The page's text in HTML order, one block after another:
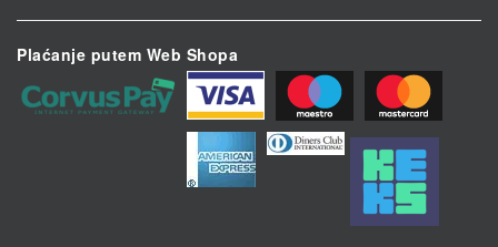
Plaćanje putem Web Shopa